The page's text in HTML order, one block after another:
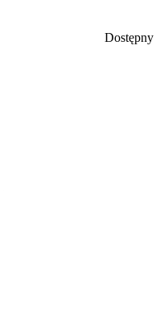
Dostępny